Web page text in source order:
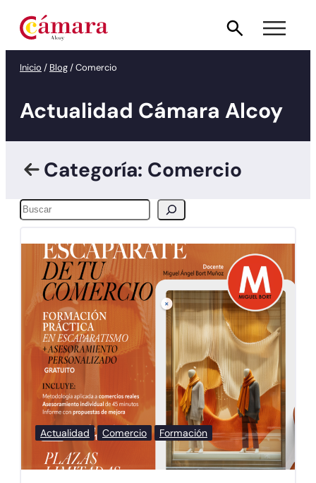
Inicio / Blog/Comercio
Actualidad Cámara Alcoy
Categoría: Comercio
Buscar
Actualidad Comercio Formación